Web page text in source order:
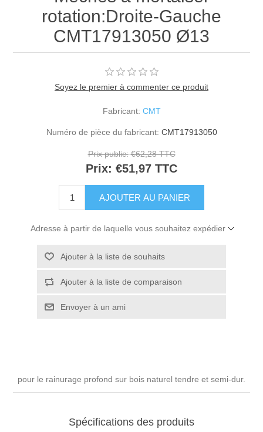
rotation:Droite-Gauche
CMT17913050 Ø13
Soyez le premier à commenter ce produit
Fabricant: CMT
Numéro de pièce du fabricant: CMT17913050
Prix public: €62,28 TTC
Prix: €51,97 TTC
Adresse à partir de laquelle vous souhaitez expédier
pour le rainurage profond sur bois naturel tendre et semi-dur.
Spécifications des produits